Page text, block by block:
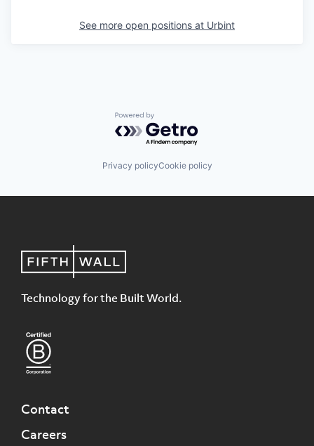
See more open positions at Urbint
Powered by Getro.com
Privacy policyCookie policy
Technology for the Built World.
Contact
Careers